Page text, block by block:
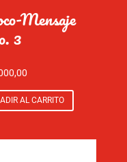
Mensaje
3
AL CARRITO